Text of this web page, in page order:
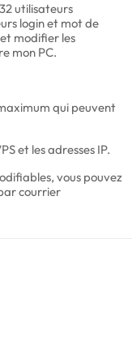
utilisateurs
login et mot de
modifier les
mon PC.
qui peuvent
et les adresses IP.
vous pouvez
courrier